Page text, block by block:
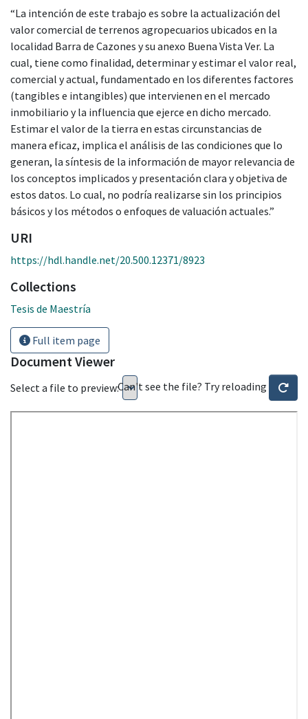
“La intención de este trabajo es sobre la actualización del
valor comercial de terrenos agropecuarios ubicados en la
localidad Barra de Cazones y su anexo Buena Vista Ver. La
cual, tiene como finalidad, determinar y estimar el valor real,
comercial y actual, fundamentado en los diferentes factores
(tangibles e intangibles) que intervienen en el mercado
inmobiliario y la influencia que ejerce en dicho mercado.
Estimar el valor de la tierra en estas circunstancias de
manera eficaz, implica el análisis de las condiciones que lo
generan, la síntesis de la información de mayor relevancia de
los conceptos implicados y presentación clara y objetiva de
estos datos. Lo cual, no podría realizarse sin los principios
básicos y los métodos o enfoques de valuación actuales.”
URI
https://hdl.handle.net/20.500.12371/8923
Collections
Tesis de Maestría
Full item page
Document Viewer
Select a file to preview:Can't see the file? Try reloading